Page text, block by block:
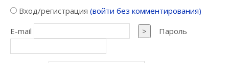
Вход/регистрация (войти без комментирования)
E-mail
> Пароль